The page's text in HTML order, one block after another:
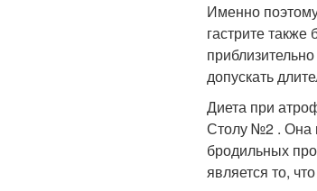
Именно
гастрите
допускать
Диета при
Столу №2 . Она
бродильных
является то,